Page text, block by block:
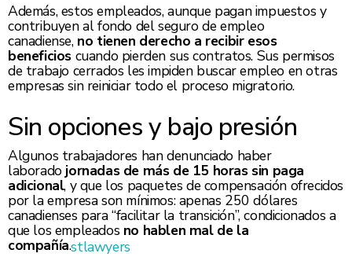
Además, estos empleados, aunque pagan impuestos y
contribuyen al fondo del seguro de empleo
canadiense, no tienen derecho a recibir esos
beneficios cuando pierden sus contratos. Sus permisos
de trabajo cerrados les impiden buscar empleo en otras
empresas sin reiniciar todo el proceso migratorio.
Sin opciones y bajo presión
Algunos trabajadores han denunciado haber
laborado jornadas de más de 15 horas sin paga
adicional, y que los paquetes de compensación ofrecidos
por la empresa son mínimos: apenas 250 dólares
canadienses para “facilitar la transición”, condicionados a
que los empleados no hablen mal de la
compañía.stlawyers